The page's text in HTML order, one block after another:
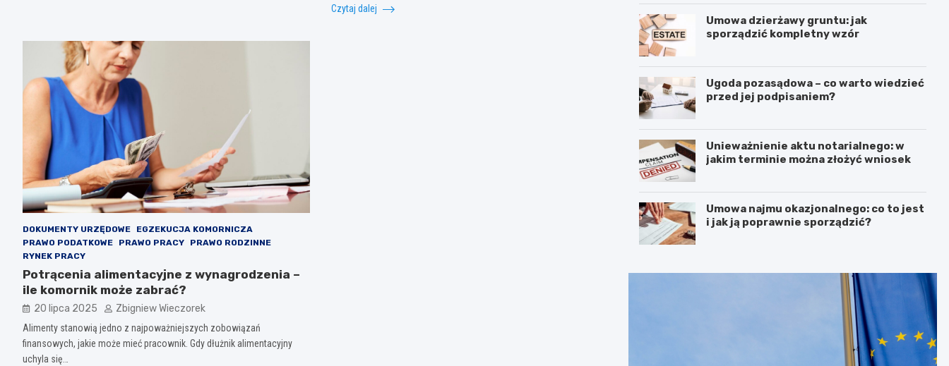
Czytaj dalej
DOKUMENTY URZĘDOWE
EGZEKUCJA KOMORNICZA
PRAWO PODATKOWE
PRAWO PRACY
PRAWO RODZINNE
RYNEK PRACY
Potrącenia alimentacyjne z wynagrodzenia –
ile komornik może zabrać?
20 lipca 2025 Zbigniew Wieczorek
Alimenty stanowią jedno z najpoważniejszych zobowiązań
finansowych, jakie może mieć pracownik. Gdy dłużnik alimentacyjny
uchyla się…
Umowa dzierżawy gruntu: jak
sporządzić kompletny wzór
Ugoda pozasądowa – co warto wiedzieć
przed jej podpisaniem?
Unieważnienie aktu notarialnego: w
jakim terminie można złożyć wniosek
Umowa najmu okazjonalnego: co to jest
i jak ją poprawnie sporządzić?